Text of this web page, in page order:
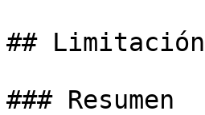
##
### Resumen